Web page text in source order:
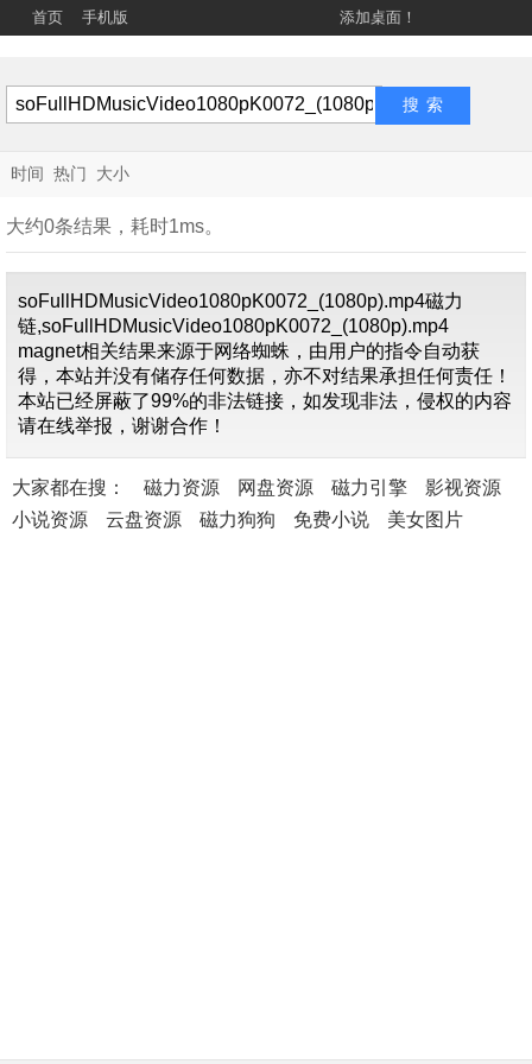
首页 手机版 添加桌面！
时间 热门 大小
大约0条结果，耗时1ms。
找不到关
于"
soFullHDMusicVideo1080pK0072_(1080p).mp4磁力
链,soFullHDMusicVideo1080pK0072_(1080p).mp4
magnet相关结果来源于网络蜘蛛，由用户的指令自动获
得，本站并没有储存任何数据，亦不对结果承担任何责任！
本站已经屏蔽了99%的非法链接，如发现非法，侵权的内容
请在线举报，谢谢合作！
大家都在搜： 磁力资源 网盘资源 磁力引擎
影视资源
小说资源
云盘资源 磁力狗狗 免费小说 美女图片